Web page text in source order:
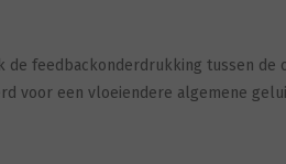
de feedbackonderdrukking tussen de
voor een vloeiendere algemene